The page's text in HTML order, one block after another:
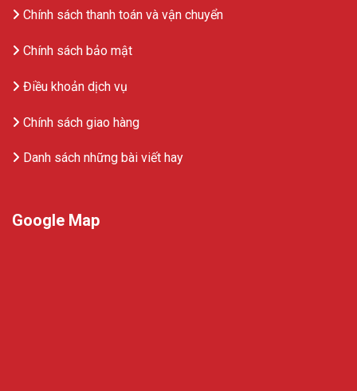
Chính sách thanh toán và vận chuyển
Chính sách bảo mật
Điều khoản dịch vụ
Chính sách giao hàng
Danh sách những bài viết hay
Google Map